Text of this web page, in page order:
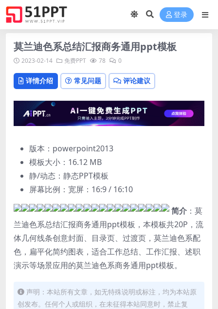
登录
莫兰迪色系总结汇报商务通用ppt模板
2023-02-14 免费PPT 78 0
详情介绍 常见问题 评论建议
版本：powerpoint2013
模板大小： 16.12 MB
静/动态：静态PPT模板
屏幕比例：宽屏：16:9 / 16:10
简介 ：莫
兰迪色系总结汇报商务通用ppt模板，本模板共20P，流
体几何线条创意封面、目录页、过渡页，莫兰迪色系配
色，扁平化简约图表，适合工作总结、工作汇报、述职
演示等场景应用的莫兰迪色系商务通用ppt模板。
声明：本站所有文章，如无特殊说明或标注，均为本站原
创发布。任何个人或组织，在未征得本站同意时，禁止复